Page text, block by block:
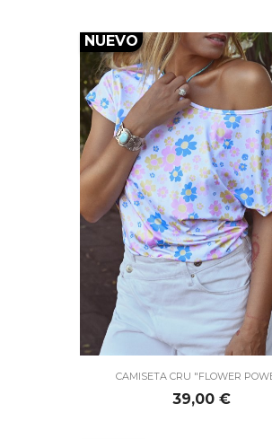
CAMISETA CRU "FLOWER
Precio
39,00 €
NUEVO